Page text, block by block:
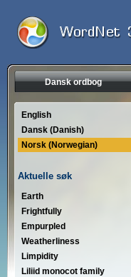
Dansk ordbog
English
Dansk (Danish)
Norsk (Norwegian)
Aktuelle søk
Earth
Frightfully
Empurpled
Weatherliness
Limpidity
Liliid monocot family